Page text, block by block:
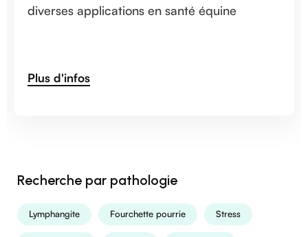
diverses applications en santé équine​
Plus d'infos
Recherche par pathologie
Lymphangite Fourchette pourrie Stress